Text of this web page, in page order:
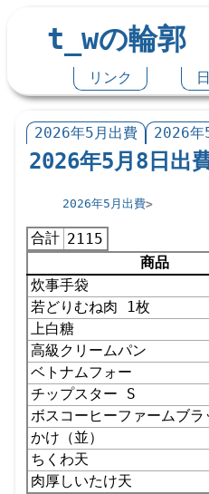
t_wの輪郭
リンク
2026年5月出費 2026年
2026年5月8日出
2026年5月出費
合計 2115
商品
炊事手袋
若どりむね肉 1枚
上白糖
高級クリームパン
ベトナムフォー
チップスター S
ボスコーヒーファームブラ
かけ（並）
ちくわ天
肉厚しいたけ天